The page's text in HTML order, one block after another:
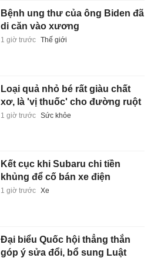
Bệnh ung thư của ông Biden đã
di căn vào xương
1 giờ trước Thế giới
Loại quả nhỏ bé rất giàu chất
xơ, là 'vị thuốc' cho đường ruột
1 giờ trước Sức khỏe
Kết cục khi Subaru chi tiền
khủng để cố bán xe điện
1 giờ trước Xe
Đại biểu Quốc hội thẳng thắn
góp ý sửa đổi, bổ sung Luật